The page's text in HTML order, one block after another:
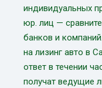
индивидуальных
юр. лиц —
банков и
на лизинг авто в
ответ в течении
получат ведущие